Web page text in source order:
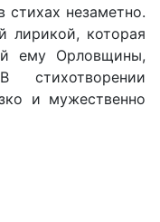
стихах незаметно.
лирикой, которая
ему Орловщины,
стихотворении
и мужественно